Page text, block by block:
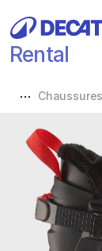
Rental